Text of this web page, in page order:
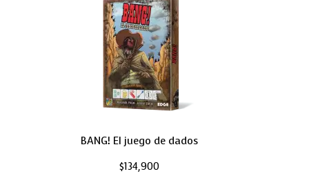
BANG! El juego de dados
$134,900